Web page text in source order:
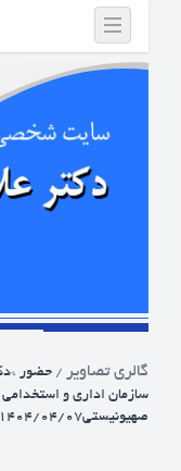
گالری تصاویر/حضور
سازمان اداری و
صهیونیستی۱۴۰۴/۰۴/۰۷